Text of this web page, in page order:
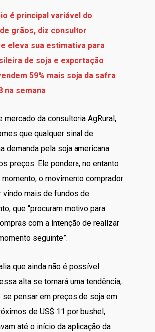
é principal variável do
grãos, diz consultor
eleva sua estimativa para
de soja e exportação
59% mais soja da safra
na semana
mercado da consultoria AgRural,
que qualquer sinal de
demanda pela soja americana
preços. Ele pondera, no entanto
momento, o movimento comprador
vindo mais de fundos de
que “procuram motivo para
com a intenção de realizar
seguinte”.
que ainda não é possível
alta se tornará uma tendência,
se pensar em preços de soja em
de US$ 11 por bushel,
até o início da aplicação da